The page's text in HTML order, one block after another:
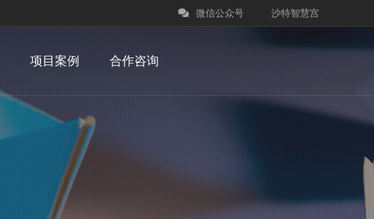
沙特智慧宫
微信公众号
项目案例 合作咨询